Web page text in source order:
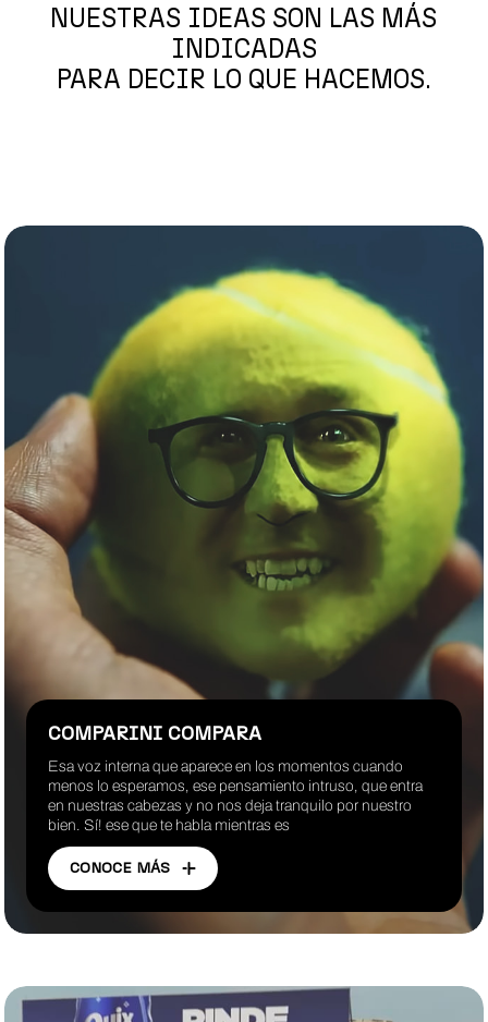
NUESTRAS IDEAS SON LAS MÁS
INDICADAS
PARA DECIR LO QUE HACEMOS.
COMPARINI COMPARA
Esa voz interna que aparece en los momentos cuando
menos lo esperamos, ese pensamiento intruso, que entra
en nuestras cabezas y no nos deja tranquilo por nuestro
bien. Sí! ese que te habla mientras es
CONOCE MÁS